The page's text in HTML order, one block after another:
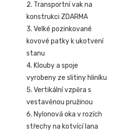
2. Transportní vak na
konstrukci ZDARMA
3. Velké pozinkované
kovové patky k ukotvení
stanu
4. Klouby a spoje
vyrobeny ze slitiny hliníku
5. Vertikální vzpěra s
vestavěnou pružinou
6. Nylonová oka v rozích
střechy na kotvící lana